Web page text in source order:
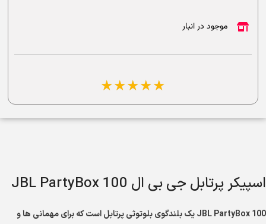
موجود در انبار
☆
☆
☆
☆
☆
اسپیکر پرتابل جی بی ال JBL PartyBox 100
JBL PartyBox 100 یک بلندگوی بلوتوثی پرتابل است که برای مهمانی ها و